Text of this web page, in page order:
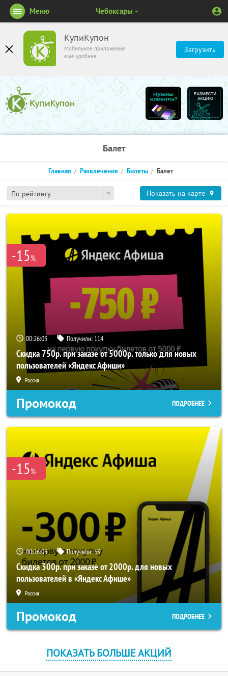
КупиКупон
Мобильное приложение
ещё удобнее
Загрузить
Меню Чебоксары
Балет
По рейтингу
Главная Развлечения Билеты Балет
Показать на карте
-15%
00:26:02 Получили: 114
Скидка 750р. при заказе от 5000р. только для новых
пользователей «Яндекс Афиши»
Россия
Промокод ПОДРОБНЕЕ
-15%
00:26:02 Получили:65
Скидка 300р. при заказе от 2000р. для новых
пользователей в «Яндекс Афише»
Россия
Промокод ПОДРОБНЕЕ
ПОКАЗАТЬ БОЛЬШЕ АКЦИЙ